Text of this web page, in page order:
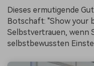
Dieses ermutigende
Botschaft: "Show your
Selbstvertrauen, wenn
selbstbewussten